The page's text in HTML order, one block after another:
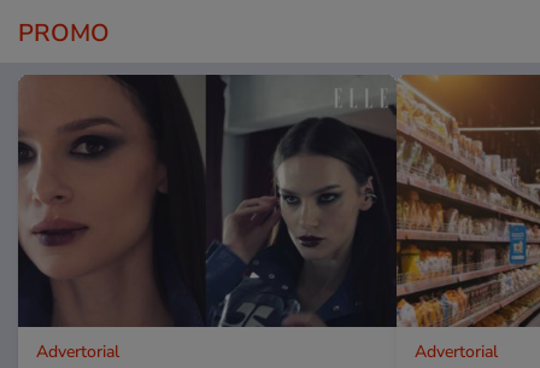
PROMO
Advertorial Advertorial